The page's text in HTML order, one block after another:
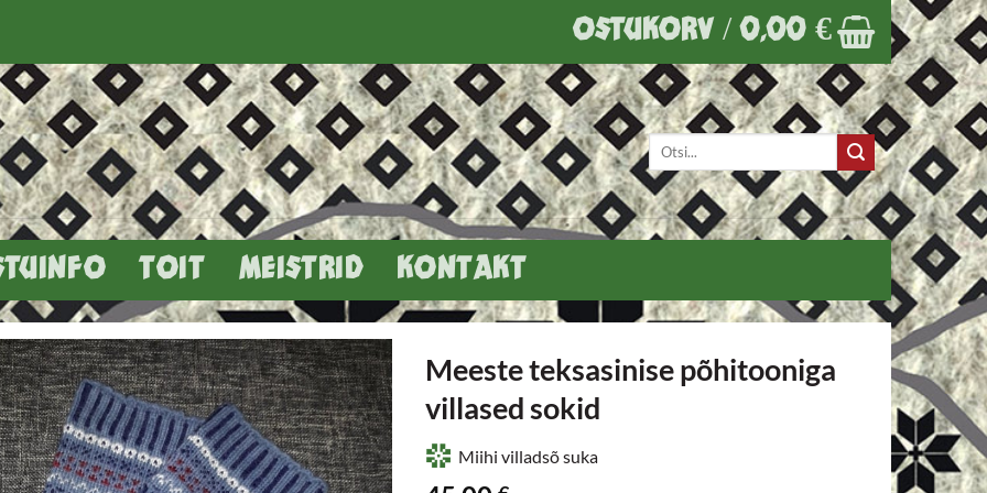
OSTUKORV /0,00 €
Otsi:
TOIT MEISTRID KONTAKT
Meeste teksasinise põhitooniga
villased sokid
Miihi villadsõ suka